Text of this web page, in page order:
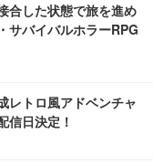
合した状態で旅を進め
サバイバルホラーRPG
レトロ風アドベンチャ
信日決定！